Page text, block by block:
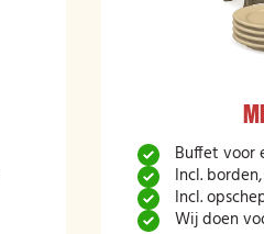
Buffet voor
Incl.
Incl.
Wij doen